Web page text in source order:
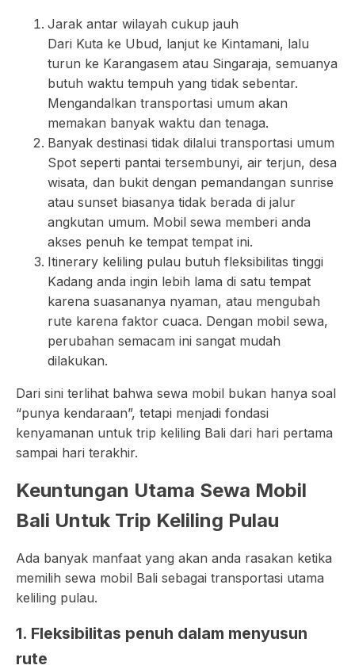
Jarak antar wilayah cukup jauh
Dari Kuta ke Ubud, lanjut ke Kintamani, lalu
turun ke Karangasem atau Singaraja, semuanya
butuh waktu tempuh yang tidak sebentar.
Mengandalkan transportasi umum akan
memakan banyak waktu dan tenaga.
Banyak destinasi tidak dilalui transportasi umum
Spot seperti pantai tersembunyi, air terjun, desa
wisata, dan bukit dengan pemandangan sunrise
atau sunset biasanya tidak berada di jalur
angkutan umum. Mobil sewa memberi anda
akses penuh ke tempat tempat ini.
Itinerary keliling pulau butuh fleksibilitas tinggi
Kadang anda ingin lebih lama di satu tempat
karena suasananya nyaman, atau mengubah
rute karena faktor cuaca. Dengan mobil sewa,
perubahan semacam ini sangat mudah
dilakukan.
Dari sini terlihat bahwa sewa mobil bukan hanya soal
“punya kendaraan”, tetapi menjadi fondasi
kenyamanan untuk trip keliling Bali dari hari pertama
sampai hari terakhir.
Keuntungan Utama Sewa Mobil
Bali Untuk Trip Keliling Pulau
Ada banyak manfaat yang akan anda rasakan ketika
memilih sewa mobil Bali sebagai transportasi utama
keliling pulau.
1. Fleksibilitas penuh dalam menyusun
rute